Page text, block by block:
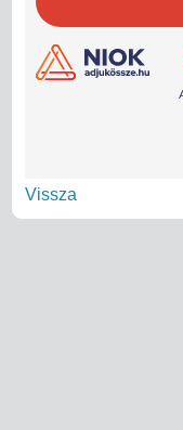
Vissza